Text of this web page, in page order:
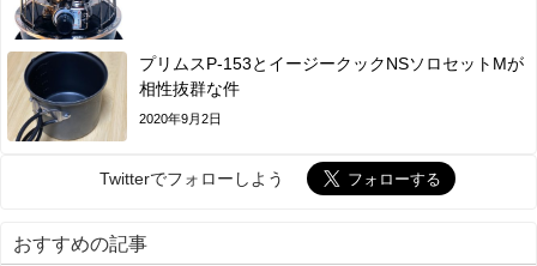
プリムスP-153とイージークックNSソロセットMが
相性抜群な件
2020年9月2日
Twitterでフォローしよう
おすすめの記事